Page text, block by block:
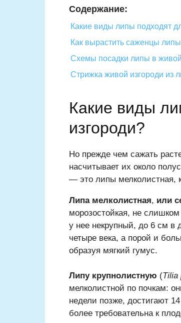
Содержание:
Какие виды липы подходят
Как вырастить саженцы
Схемы посадки липы в живой
Стрижка живой изгороди из
Какие виды
изгороди?
Но прежде чем сажать
насчитывает их около
— это липы мелколистная,
Липа мелколистная, или
морозостойкая, не
у нее некрупный, до 6 см в
четыре века, а порой и
образуя мягкий гумус.
Липу крупнолистную (Tilia
мелколистной по почкам:
недели позже, достигают
более требовательна к